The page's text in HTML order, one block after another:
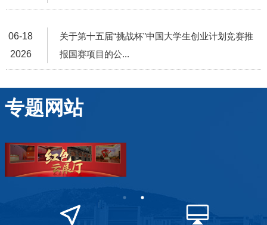
06-18
2026
关于第十五届“挑战杯”中国大学生创业计划竞赛推
报国赛项目的公...
专题网站